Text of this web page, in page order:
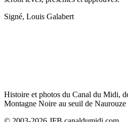
Signé, Louis Galabert
Histoire et photos du Canal du Midi,
Montagne Noire au seuil de Naurouze